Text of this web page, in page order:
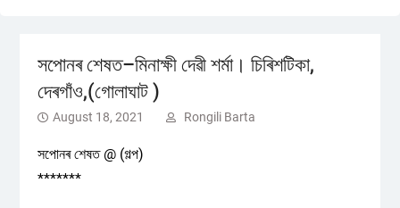
সপোনৰ শেষত–মিনাক্ষী দেৱী শৰ্মা। চিৰিশটিকা,
দেৰগাঁও,(গোলাঘাট )
August 18, 2021 Rongili Barta
সপোনৰ শেষত @ (গল্প)
*******